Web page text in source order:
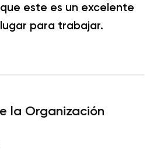
que este es un excelente
lugar para trabajar.
la Organización